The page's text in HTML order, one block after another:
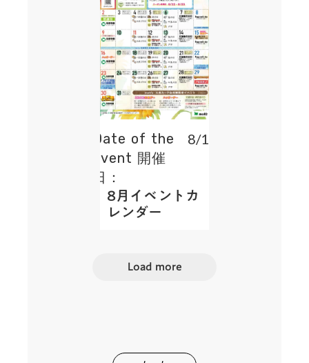
Date of the
event 開催
日：
8/1~
8月イベントカ
レンダー
Load more